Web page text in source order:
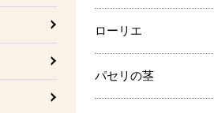
ローリエ
パセリの茎